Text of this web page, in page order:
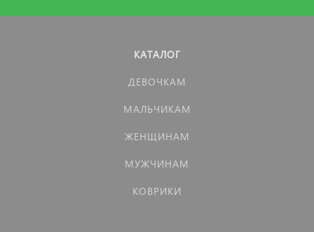
КАТАЛОГ
ДЕВОЧКАМ
МАЛЬЧИКАМ
ЖЕНЩИНАМ
МУЖЧИНАМ
КОВРИКИ